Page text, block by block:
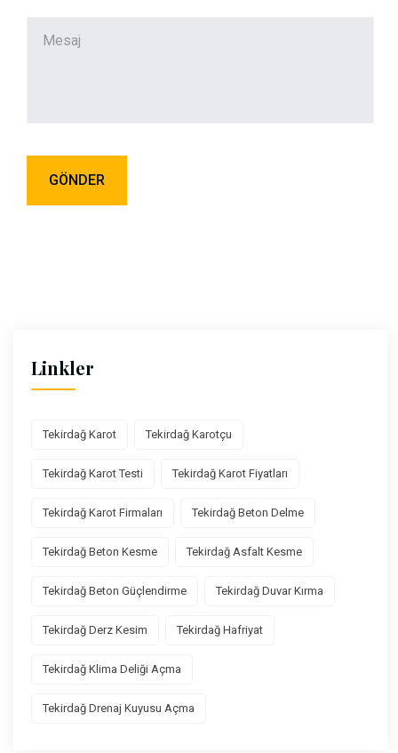
Linkler
Tekirdağ Karot Tekirdağ Karotçu
Tekirdağ Karot Testi Tekirdağ Karot Fiyatları
Tekirdağ Karot Firmaları Tekirdağ Beton Delme
Tekirdağ Beton Kesme Tekirdağ Asfalt Kesme
Tekirdağ Beton Güçlendirme Tekirdağ Duvar Kırma
Tekirdağ Derz Kesim Tekirdağ Hafriyat
Tekirdağ Klima Deliği Açma
Tekirdağ Drenaj Kuyusu Açma